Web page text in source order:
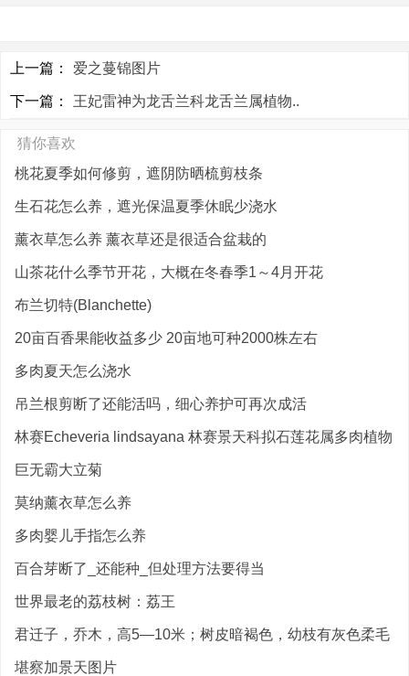
上一篇： 爱之蔓锦图片
下一篇： 王妃雷神为龙舌兰科龙舌兰属植物..
猜你喜欢
桃花夏季如何修剪，遮阴防晒梳剪枝条
生石花怎么养，遮光保温夏季休眠少浇水
薰衣草怎么养 薰衣草还是很适合盆栽的
山茶花什么季节开花，大概在冬春季1～4月开花
布兰切特(Blanchette)
20亩百香果能收益多少 20亩地可种2000株左右
多肉夏天怎么浇水
吊兰根剪断了还能活吗，细心养护可再次成活
林赛Echeveria lindsayana 林赛景天科拟石莲花属多肉植物
巨无霸大立菊
莫纳薰衣草怎么养
多肉婴儿手指怎么养
百合芽断了_还能种_但处理方法要得当
世界最老的荔枝树：荔王
君迁子，乔木，高5—10米；树皮暗褐色，幼枝有灰色柔毛
堪察加景天图片